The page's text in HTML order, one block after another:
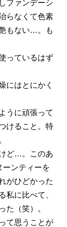
ファンデーシ
らなくて色素
もない…。も
っているはず
はとにかく
うに頑張って
けること。特
ど…。このあ
ーンティーを
がひどかった
私に比べて、
た（笑）。
て思うことが